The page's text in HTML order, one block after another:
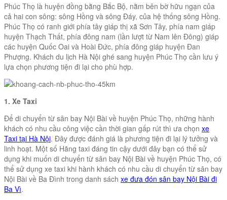
Phúc Thọ là huyện đồng bằng Bắc Bộ, nằm bên bờ hữu ngạn của
cả hai con sông: sông Hồng và sông Đáy, của hệ thống sông Hồng.
Phúc Thọ có ranh giới phía tây giáp thị xã Sơn Tây, phía nam giáp
huyện Thạch Thất, phía đông nam (lần lượt từ Nam lên Đông) giáp
các huyện Quốc Oai và Hoài Đức, phía đông giáp huyện Đan
Phượng. Khách du lịch Hà Nội ghé sang huyện Phúc Thọ cần lưu ý
lựa chọn phương tiện đi lại cho phù hợp.
1. Xe Taxi
Để di chuyển từ sân bay Nội Bài về huyện Phúc Thọ, những hành
khách có nhu cầu công việc cần thời gian gấp rút thì ưa chọn xe
Taxi tại Hà Nội. Đây được đánh giá là phương tiện đi lại lý tưởng và
linh hoạt. Một số Hãng taxi đáng tin cậy dưới đây bạn có thể sử
dụng khi muốn di chuyển từ sân bay Nội Bài về huyện Phúc Thọ, có
thể sử dụng xe taxi khi hành khách có nhu cầu di chuyển từ sân bay
Nội Bài về Ba Đình trong danh sách xe đưa đón sân bay Nội Bài đi
Ba Vì.